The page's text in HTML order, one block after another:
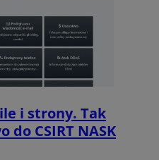
i strony. Tak
do CSIRT NASK